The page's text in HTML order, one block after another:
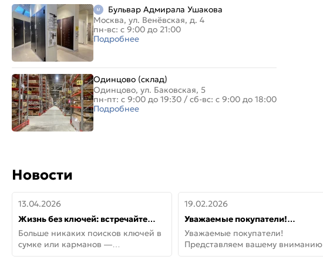
Бульвар Адмирала Ушакова
Москва, ул. Венёвская, д. 4
пн-вс: с 9:00 до 21:00
Подробнее
Одинцово (склад)
Одинцово, ул. Баковская, 5
пн-пт: с 9:00 до 19:30 / сб-вс: с 9:00 до 18:00
Подробнее
Новости
13.04.2026
Жизнь без ключей: встречайте
новую дверь СИТИ ИНТЕГРА
АйКью!
Больше никаких поисков ключей в
сумке или карманов —
представляем СИТИ ИНТЕГРА
19.02.2026
Уважаемые покупатели!
Представляем вашему вниманию
новинки от Armadillo!
Уважаемые покупатели!
Представляем вашему вниманию
новинки от Armadillo! Новая